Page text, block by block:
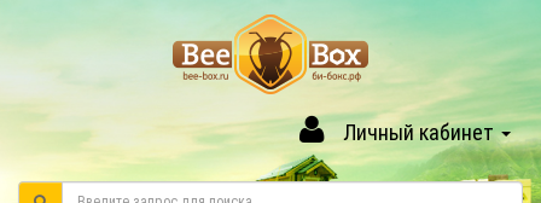
Личный кабинет